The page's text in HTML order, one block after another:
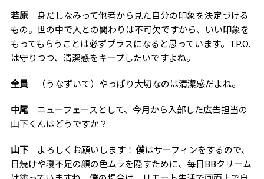
若原身だしなみって他者から見た自分の印象を決定づける
もの。世の中で人との関わりは不可欠ですから、いい印象を
もってもらうことは必ずプラスになると思っています。T.P.O.
は守りつつ、清潔感をキープしたいですよね。
全員 （うなずいて）やっぱり大切なのは清潔感だよね。
中尾ニューフェースとして、今月から入部した広告担当の
山下くんはどうですか？
山下よろしくお願いします！ 僕はサーフィンをするので、
日焼けや寝不足の顔の色ムラを隠すために、毎日BBクリーム